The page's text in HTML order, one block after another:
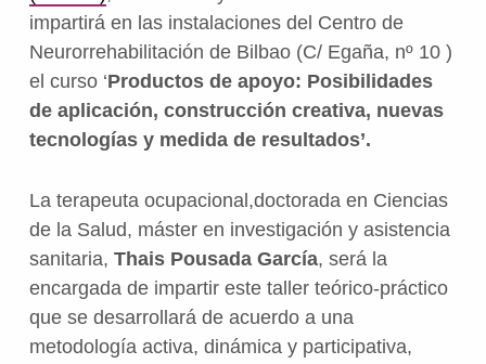
impartirá en las instalaciones del Centro de
Neurorrehabilitación de Bilbao (C/ Egaña, nº 10 )
el curso ‘Productos de apoyo: Posibilidades
de aplicación, construcción creativa, nuevas
tecnologías y medida de resultados’.
La terapeuta ocupacional,doctorada en Ciencias
de la Salud, máster en investigación y asistencia
sanitaria, Thais Pousada García, será la
encargada de impartir este taller teórico-práctico
que se desarrollará de acuerdo a una
metodología activa, dinámica y participativa,